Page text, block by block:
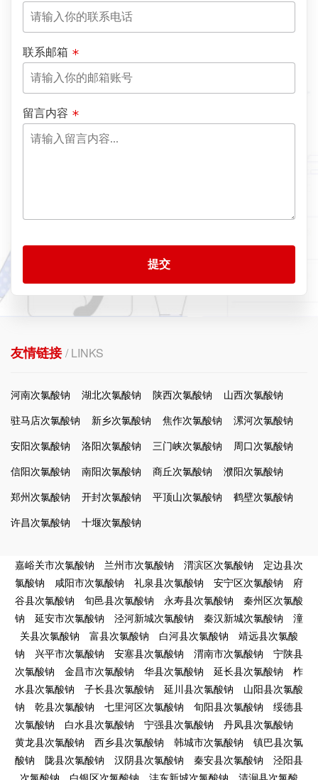
联系邮箱
留言内容
提交
友情链接/ LINKS
河南次氯酸钠 湖北次氯酸钠 陕西次氯酸钠
山西次氯酸钠
驻马店次氯酸钠
新乡次氯酸钠 焦作次氯酸钠
漯河次氯酸钠
安阳次氯酸钠
洛阳次氯酸钠 三门峡次氯酸钠
周口次氯酸钠
信阳次氯酸钠
南阳次氯酸钠 商丘次氯酸钠
濮阳次氯酸钠
郑州次氯酸钠
开封次氯酸钠 平顶山次氯酸钠
鹤壁次氯酸钠
许昌次氯酸钠
十堰次氯酸钠
嘉峪关市次氯酸钠 兰州市次氯酸钠 渭滨区次氯酸钠
定边县次
氯酸钠
咸阳市次氯酸钠 礼泉县次氯酸钠 安宁区次氯酸钠
府
谷县次氯酸钠
旬邑县次氯酸钠 永寿县次氯酸钠
秦州区次氯酸
钠
延安市次氯酸钠 泾河新城次氯酸钠 秦汉新城次氯酸钠
潼
关县次氯酸钠
富县次氯酸钠 白河县次氯酸钠
靖远县次氯酸
钠
兴平市次氯酸钠 安塞县次氯酸钠 渭南市次氯酸钠
宁陕县
次氯酸钠
金昌市次氯酸钠 华县次氯酸钠 延长县次氯酸钠
柞
水县次氯酸钠
子长县次氯酸钠 延川县次氯酸钠
山阳县次氯酸
钠
乾县次氯酸钠 七里河区次氯酸钠 旬阳县次氯酸钠
绥德县
次氯酸钠
白水县次氯酸钠 宁强县次氯酸钠
丹凤县次氯酸钠
黄龙县次氯酸钠
西乡县次氯酸钠 韩城市次氯酸钠
镇巴县次氯
酸钠
陇县次氯酸钠 汉阴县次氯酸钠 秦安县次氯酸钠
泾阳县
次氯酸钠
白银区次氯酸钠 沣东新城次氯酸钠 清涧县次氯酸